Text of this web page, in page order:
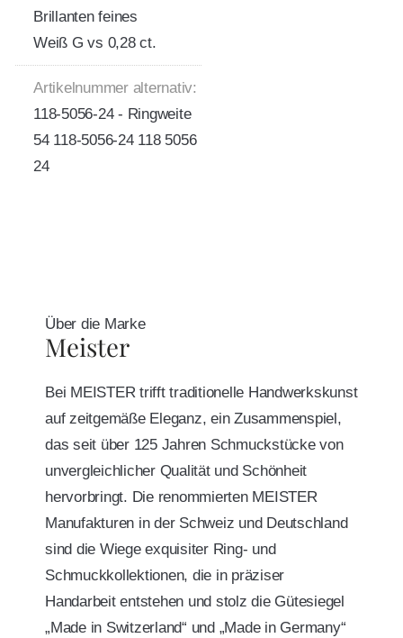
Brillanten feines
Weiß G vs 0,28 ct.
Artikelnummer alternativ:
118-5056-24 - Ringweite
54 118-5056-24 118 5056
24
Über die Marke
Meister
Bei MEISTER trifft traditionelle Handwerkskunst
auf zeitgemäße Eleganz, ein Zusammenspiel,
das seit über 125 Jahren Schmuckstücke von
unvergleichlicher Qualität und Schönheit
hervorbringt. Die renommierten MEISTER
Manufakturen in der Schweiz und Deutschland
sind die Wiege exquisiter Ring- und
Schmuckkollektionen, die in präziser
Handarbeit entstehen und stolz die Gütesiegel
„Made in Switzerland“ und „Made in Germany“